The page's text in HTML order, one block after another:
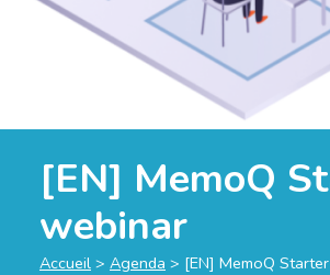
[EN] MemoQ
webinar
Accueil > Agenda > [EN] MemoQ